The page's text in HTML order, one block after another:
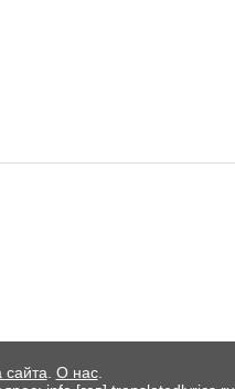
сайта О нас.